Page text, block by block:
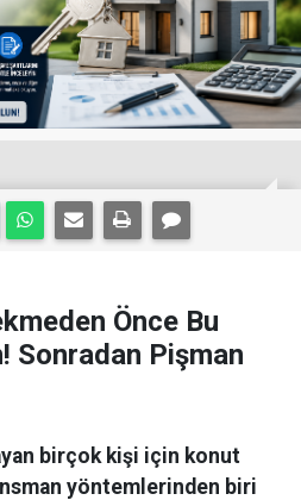
Önce Bu
Sonradan Pişman
birçok kişi için konut
yöntemlerinden biri